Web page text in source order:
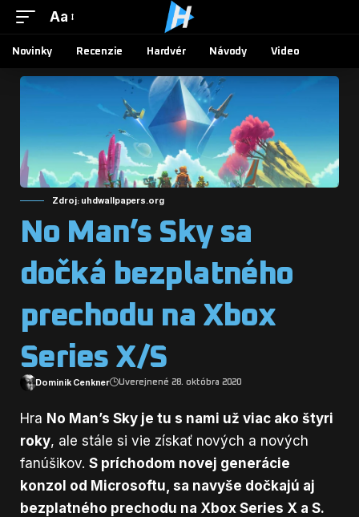
Aa
Novinky Recenzie Hardvér Návody Video
Zdroj: uhdwallpapers.org
No Man’s Sky sa
dočká bezplatného
prechodu na Xbox
Series X/S
Dominik Cenkner Uverejnené 28. októbra 2020
Hra No Man’s Sky je tu s nami už viac ako štyri
roky, ale stále si vie získať nových a nových
fanúšikov. S príchodom novej generácie
konzol od Microsoftu, sa navyše dočkajú aj
bezplatného prechodu na Xbox Series X a S.